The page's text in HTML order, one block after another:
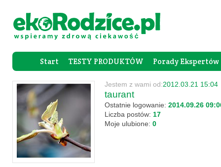
Start TESTY PRODUKTÓW Porady Ekspertów
Forum
Jestem z wami od:2012.03.21 15:04
taurant
Ostatnie logowanie: 2014.09.26
Liczba postów: 17
Moje ulubione: 0